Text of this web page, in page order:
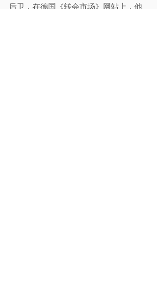
后卫，在德国《转会市场》网站上，他